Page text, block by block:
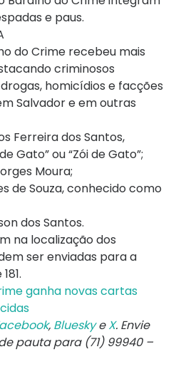
e paus.
do Crime recebeu mais
criminosos
homicídios e facções
Salvador e em outras
Ferreira dos Santos,
Gato” ou “Zói de Gato”;
Moura;
de Souza, conhecido como
dos Santos.
na localização dos
ser enviadas para a
ganha novas cartas
, BlueskyeX. Envie
pauta para (71) 99940 –